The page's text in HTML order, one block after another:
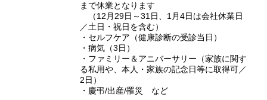
まで休業となります
（12月29日～31日、1月4日は会社休業日
／土日・祝日を含む）
・セルフケア（健康診断の受診当日）
・病気（3日）
・ファミリー＆アニバーサリー（家族に関す
る私用や、本人・家族の記念日等に取得可／
2日）
・慶弔/出産/罹災 など